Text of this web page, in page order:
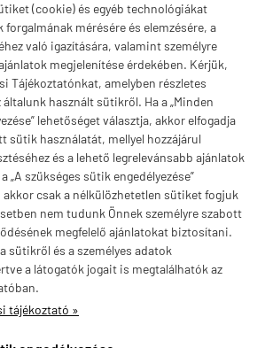
(cookie) és egyéb technológiákat
mérésére és elemzésére, a
való igazítására, valamint személyre
megjelenítése érdekében. Kérjük,
Tájékoztatónkat, amelyben részletes
használt sütikről. Ha a „Minden
lehetőséget választja, akkor elfogadja
sütik használatát, mellyel hozzájárul
és a lehető legrelevánsabb ajánlatok
„A szükséges sütik engedélyezése”
akkor csak a nélkülözhetetlen sütiket fogjuk
nem tudunk Önnek személyre szabott
megfelelő ajánlatokat biztosítani.
sütikről és a személyes adatok
a látogatók jogait is megtalálhatók az
tájékoztató »
/ Gymstore Hungary